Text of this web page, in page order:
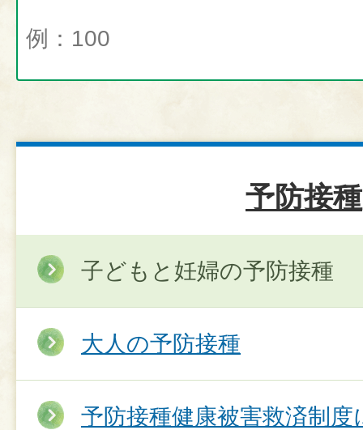
予防接種
子どもと妊婦の予防接種
大人の予防接種
予防接種健康被害救済制度